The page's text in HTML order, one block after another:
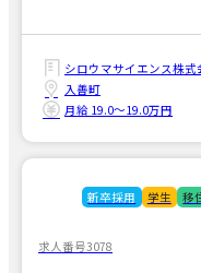
シロウマサイエンス株式
入善町
月給 19.0〜19.0万円
新卒採用 学生 移
求人番号3078